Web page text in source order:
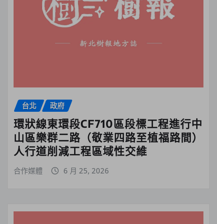
台北 政府
環狀線東環段CF710區段標工程進行中
山區樂群二路（敬業四路至植福路間）
人行道削減工程區域性交維
合作媒體 6 月 25, 2026